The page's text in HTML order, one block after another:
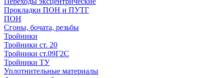
Прокладки ПОН и ПУТГ
ПОН
Сгоны, бочата, резьбы
Тройники
Тройники ст. 20
Тройники ст.09Г2С
Тройники ТУ
Уплотнительные материалы